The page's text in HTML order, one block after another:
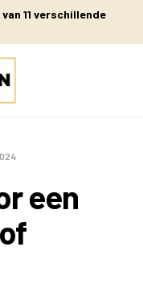
11 verschillende
een